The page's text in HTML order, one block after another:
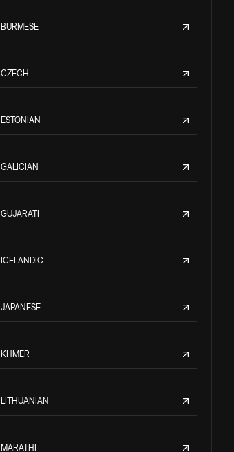
BURMESE
CZECH
ESTONIAN
GALICIAN
GUJARATI
ICELANDIC
JAPANESE
KHMER
LITHUANIAN
MARATHI